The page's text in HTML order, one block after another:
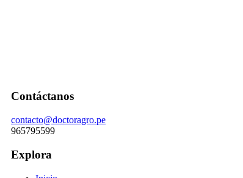
Contáctanos
contacto@doctoragro.pe
965795599
Explora